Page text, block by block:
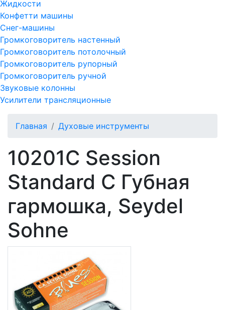
Жидкости
Конфетти машины
Снег-машины
Громкоговоритель настенный
Громкоговоритель потолочный
Громкоговоритель рупорный
Громкоговоритель ручной
Звуковые колонны
Усилители трансляционные
Главная Духовые инструменты
10201C Session
Standard C Губная
гармошка, Seydel
Sohne